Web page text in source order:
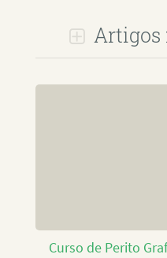
Artigos
Curso de Perito